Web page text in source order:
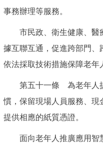
事務辦理等服務。
市民政、衛生健康、醫
據互聯互通，促進跨部門、
依法採取技術措施保障老年
第五十一條 為老年人提
慣，保留現場人員服務、現
提供相應的紙質憑證。
面向老年人推廣應用智